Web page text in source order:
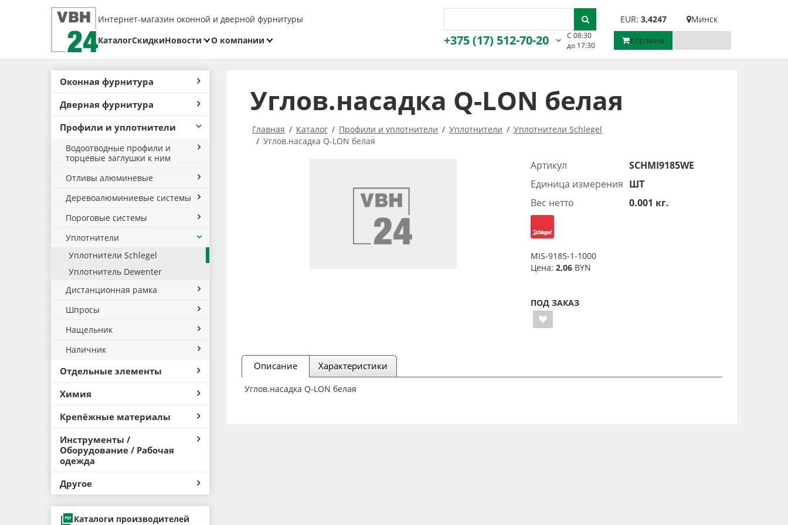
Интернет-магазин оконной и дверной фурнитуры EUR: 3,4247
Минск
КаталогСкидкиНовости
О компании
Возврат
+375 (17) 512-70-20
С 08:30
до 17:30
Корзина
Оконная фурнитура
Дверная фурнитура
Профили и уплотнители
Водоотводные профили и
торцевые заглушки к ним
Отливы алюминевые
Деревоалюминиевые системы
Пороговые системы
Уплотнители
Уплотнители Schlegel
Уплотнитель Dewenter
Дистанционная рамка
Шпросы
Нащельник
Наличник
Отдельные элементы
Химия
Крепёжные материалы
Инструменты /
Оборудование / Рабочая
одежда
Другое
Каталоги производителей
Углов.насадка Q-LON белая
Главная Каталог Профили и уплотнители Уплотнители
Уплотнители Schlegel
Углов.насадка Q-LON белая
Артикул
SCHMI9185WE
Единица измерения ШТ
Вес нетто
0.001 кг.
MIS-9185-1-1000
Цена: 2,06 BYN
ПОД ЗАКАЗ
Описание Характеристики
Углов.насадка Q-LON белая